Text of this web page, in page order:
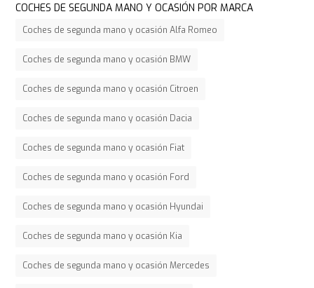
COCHES DE SEGUNDA MANO Y OCASIÓN POR MARCA
Coches de segunda mano y ocasión Alfa Romeo
Coches de segunda mano y ocasión BMW
Coches de segunda mano y ocasión Citroen
Coches de segunda mano y ocasión Dacia
Coches de segunda mano y ocasión Fiat
Coches de segunda mano y ocasión Ford
Coches de segunda mano y ocasión Hyundai
Coches de segunda mano y ocasión Kia
Coches de segunda mano y ocasión Mercedes